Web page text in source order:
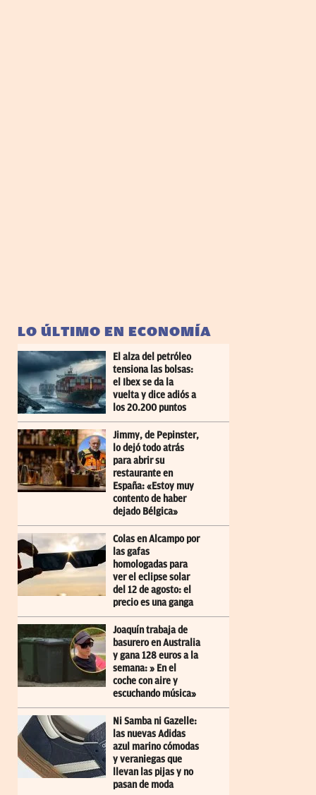
LO ÚLTIMO EN ECONOMÍA
El alza del petróleo
tensiona las bolsas:
el Ibex se da la
vuelta y dice adiós a
los 20.200 puntos
Jimmy, de Pepinster,
lo dejó todo atrás
para abrir su
restaurante en
España: «Estoy muy
contento de haber
dejado Bélgica»
Colas en Alcampo por
las gafas
homologadas para
ver el eclipse solar
del 12 de agosto: el
precio es una ganga
Joaquín trabaja de
basurero en Australia
y gana 128 euros a la
semana: » En el
coche con aire y
escuchando música»
Ni Samba ni Gazelle:
las nuevas Adidas
azul marino cómodas
y veraniegas que
llevan las pijas y no
pasan de moda